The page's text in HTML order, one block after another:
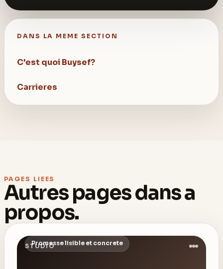
DANS LA MEME SECTION
C'est quoi Buysef?
Carrieres
PAGES LIEES
Autres pages dansa
propos.
STUDIO
Promesse lisible et concrete